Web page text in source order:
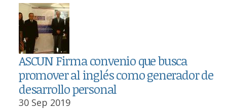
ASCUN Firma convenio que busca
promover al inglés como generador de
desarrollo personal
30 Sep 2019